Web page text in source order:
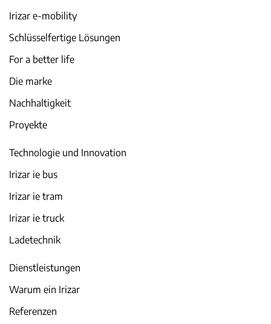
Irizar e-mobility
Schlüsselfertige Lösungen
For a better life
Die marke
Nachhaltigkeit
Proyekte
Technologie und Innovation
Irizar ie bus
Irizar ie tram
Irizar ie truck
Ladetechnik
Dienstleistungen
Warum ein Irizar
Referenzen